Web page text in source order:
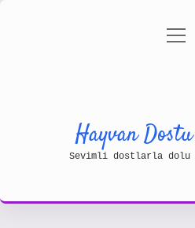
Gizlilik
Hayvan
Sevimli dostlarla